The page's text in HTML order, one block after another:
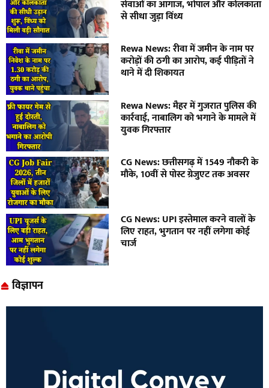
सेवाओं का आगाज, भोपाल और कोलकाता
से सीधा जुड़ा विंध्य
Rewa News: रीवा में जमीन के नाम पर
करोड़ों की ठगी का आरोप, कई पीड़ितों ने
थाने में दी शिकायत
Rewa News: मैहर में गुजरात पुलिस की
कार्रवाई, नाबालिग को भगाने के मामले में
युवक गिरफ्तार
CG News: छत्तीसगढ़ में 1549 नौकरी के
मौके, 10वीं से पोस्ट ग्रेजुएट तक अवसर
CG News: UPI इस्तेमाल करने वालों के
लिए राहत, भुगतान पर नहीं लगेगा कोई
चार्ज
विज्ञापन